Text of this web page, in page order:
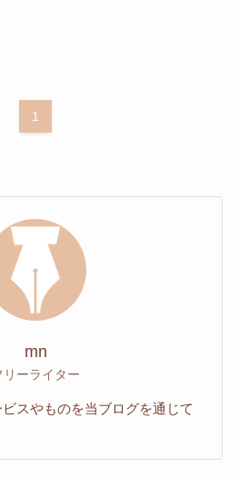
1
mn
リーライター
スやものを当ブログを通じて